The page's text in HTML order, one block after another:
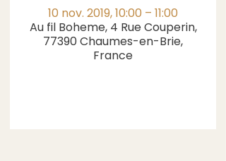
10 nov. 2019, 10:00 – 11:00
Au fil Boheme, 4 Rue Couperin,
77390 Chaumes-en-Brie,
France